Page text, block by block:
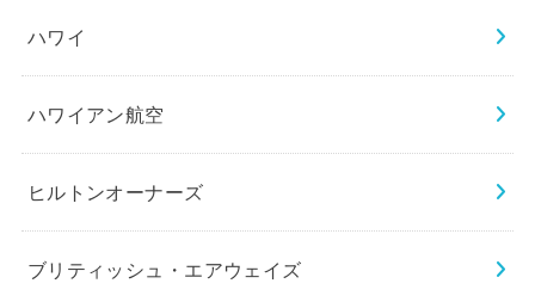
ハワイ
ハワイアン航空
ヒルトンオーナーズ
ブリティッシュ・エアウェイズ